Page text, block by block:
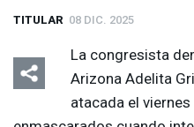
TITULAR 08 DIC. 2025
La congresista
Arizona Adelita
atacada el